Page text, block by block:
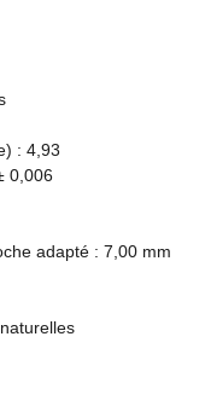
: 4,93
0,006
adapté : 7,00 mm